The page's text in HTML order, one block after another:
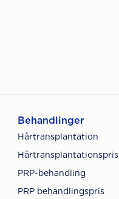
Behandlinger
Hårtransplantation
Hårtransplantationspris
PRP-behandling
PRP behandlingspris